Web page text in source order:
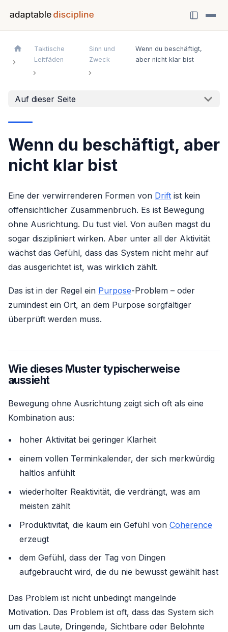
Taktische
Leitfäden
Sinn und
Zweck
Wenn du beschäftigt,
aber nicht klar bist
Auf dieser Seite
Wenn du beschäftigt, aber
nicht klar bist
Eine der verwirrenderen Formen von Drift ist kein
offensichtlicher Zusammenbruch. Es ist Bewegung
ohne Ausrichtung. Du tust viel. Von außen magst du
sogar diszipliniert wirken. Aber unter all der Aktivität
wächst das Gefühl, dass das System nicht mehr auf
das ausgerichtet ist, was wirklich zählt.
Das ist in der Regel ein Purpose-Problem – oder
zumindest ein Ort, an dem Purpose sorgfältiger
überprüft werden muss.
Wie dieses Muster typischerweise
aussieht
Bewegung ohne Ausrichtung zeigt sich oft als eine
Kombination aus:
hoher Aktivität bei geringer Klarheit
einem vollen Terminkalender, der sich merkwürdig
haltlos anfühlt
wiederholter Reaktivität, die verdrängt, was am
meisten zählt
Produktivität, die kaum ein Gefühl von Coherence
erzeugt
dem Gefühl, dass der Tag von Dingen
aufgebraucht wird, die du nie bewusst gewählt hast
Das Problem ist nicht unbedingt mangelnde
Motivation. Das Problem ist oft, dass das System sich
um das Laute, Dringende, Sichtbare oder Belohnte